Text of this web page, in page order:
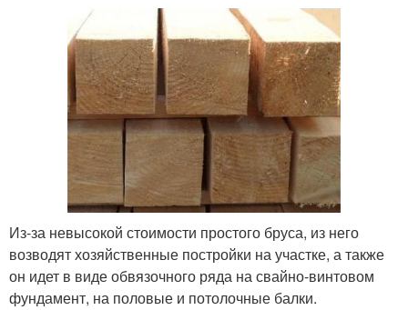
Из-за невысокой стоимости простого бруса, из него
возводят хозяйственные постройки на участке, а также
он идет в виде обвязочного ряда на свайно-винтовом
фундамент, на половые и потолочные балки.